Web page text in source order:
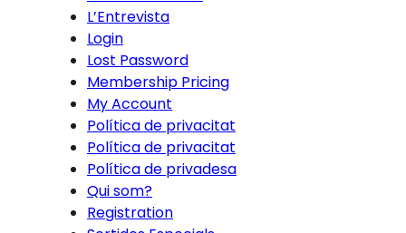
L’Entrevista
Login
Lost Password
Membership Pricing
My Account
Política de privacitat
Política de privacitat
Política de privadesa
Qui som?
Registration